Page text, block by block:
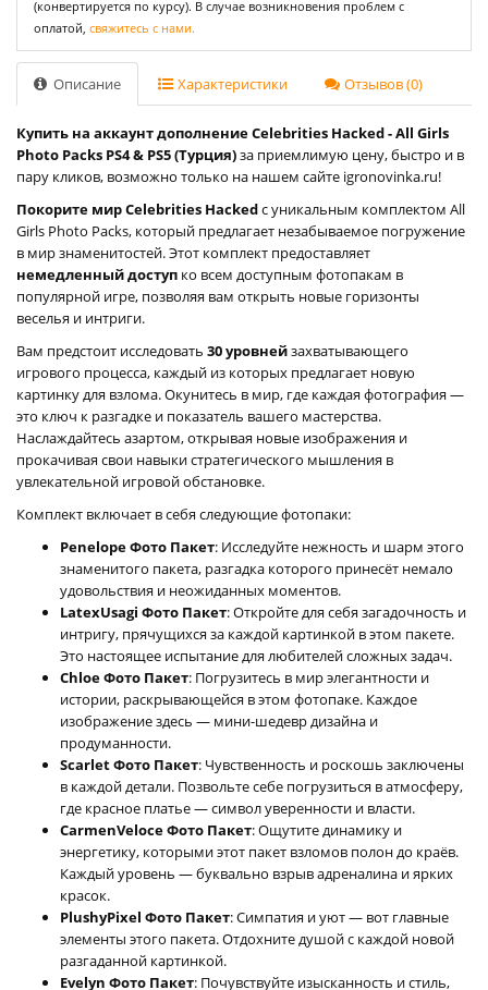
(конвертируется по курсу). В случае возникновения проблем с
оплатой, свяжитесь с нами.
Описание Характеристики Отзывов (0)
Купить на аккаунт дополнение Celebrities Hacked - All Girls
Photo Packs PS4 & PS5 (Турция)за приемлимую цену, быстро и в
пару кликов, возможно только на нашем сайте igronovinka.ru!
Покорите мир Celebrities Hackedс уникальным комплектом All
Girls Photo Packs, который предлагает незабываемое погружение
в мир знаменитостей. Этот комплект предоставляет
немедленный доступ ко всем доступным фотопакам в
популярной игре, позволяя вам открыть новые горизонты
веселья и интриги.
Вам предстоит исследовать 30 уровнейзахватывающего
игрового процесса, каждый из которых предлагает новую
картинку для взлома. Окунитесь в мир, где каждая фотография —
это ключ к разгадке и показатель вашего мастерства.
Наслаждайтесь азартом, открывая новые изображения и
прокачивая свои навыки стратегического мышления в
увлекательной игровой обстановке.
Комплект включает в себя следующие фотопаки:
Penelope Фото Пакет: Исследуйте нежность и шарм этого
знаменитого пакета, разгадка которого принесёт немало
удовольствия и неожиданных моментов.
LatexUsagi Фото Пакет: Откройте для себя загадочность и
интригу, прячущихся за каждой картинкой в этом пакете.
Это настоящее испытание для любителей сложных задач.
Chloe Фото Пакет: Погрузитесь в мир элегантности и
истории, раскрывающейся в этом фотопаке. Каждое
изображение здесь — мини-шедевр дизайна и
продуманности.
Scarlet Фото Пакет: Чувственность и роскошь заключены
в каждой детали. Позвольте себе погрузиться в атмосферу,
где красное платье — символ уверенности и власти.
CarmenVeloce Фото Пакет: Ощутите динамику и
энергетику, которыми этот пакет взломов полон до краёв.
Каждый уровень — буквально взрыв адреналина и ярких
красок.
PlushyPixel Фото Пакет: Симпатия и уют — вот главные
элементы этого пакета. Отдохните душой с каждой новой
разгаданной картинкой.
Evelyn Фото Пакет: Почувствуйте изысканность и стиль,